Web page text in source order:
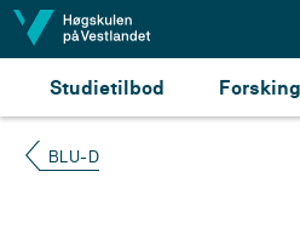
Hopp til innhald
Studietilbod Forsking
BLU-D